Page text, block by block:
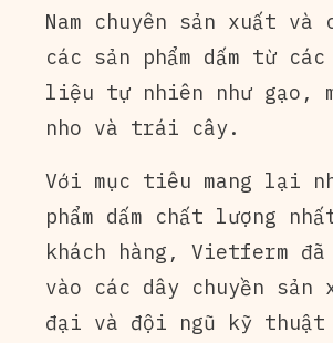
Nam chuyên sản xuất và
các sản phẩm dấm từ các
liệu tự nhiên như gạo,
nho và trái cây.
Với mục tiêu mang lại
phẩm dấm chất lượng
khách hàng, Vietferm
vào các dây chuyền sản
đại và đội ngũ kỹ